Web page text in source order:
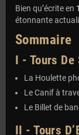
Bien qu’écrite en
étonnante
Sommaire
I - Tours De
La Houlette
Le Canif à
Le Billet de
II - Tours